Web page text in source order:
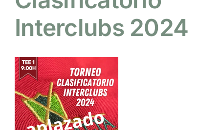
NOTICIAS
OFERTAS
RESERVAR
Interclubs 2024